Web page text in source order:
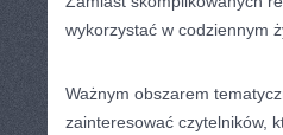
wykorzystać w codziennym
Ważnym obszarem
zainteresować czytelników,